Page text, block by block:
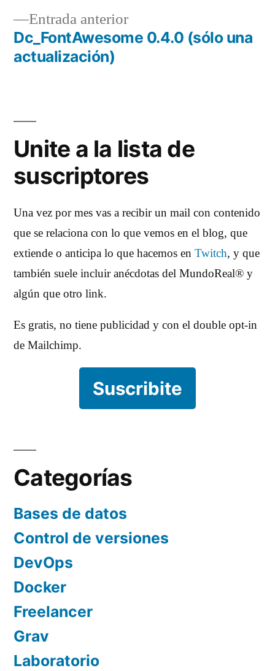
de
entradas
Entrada anteriorEntrada
anterior:
Dc_FontAwesome 0.4.0 (sólo una
actualización)
Unite a la lista de
suscriptores
Una vez por mes vas a recibir un mail con contenido
que se relaciona con lo que vemos en el blog, que
extiende o anticipa lo que hacemos en Twitch, y que
también suele incluir anécdotas del MundoReal® y
algún que otro link.
Es gratis, no tiene publicidad y con el double opt-in
de Mailchimp.
Suscribite
Categorías
Bases de datos
Control de versiones
DevOps
Docker
Freelancer
Grav
Laboratorio